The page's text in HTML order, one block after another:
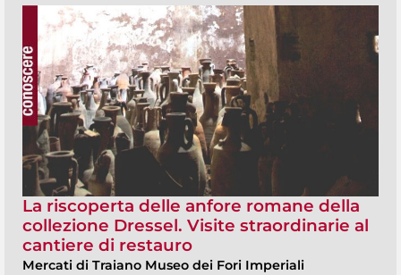
La riscoperta delle anfore romane della
collezione Dressel. Visite straordinarie al
cantiere di restauro
Mercati di Traiano Museo dei Fori Imperiali